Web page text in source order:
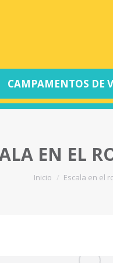
CAMPAMENTOS DE
EN EL
Estás aquí:
Inicio Escala en el